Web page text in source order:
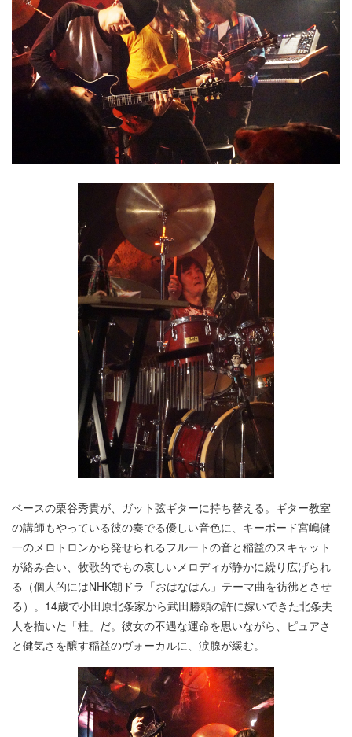
ベースの栗谷秀貴が、ガット弦ギターに持ち替える。ギター教室
の講師もやっている彼の奏でる優しい音色に、キーボード宮嶋健
一のメロトロンから発せられるフルートの音と稲益のスキャット
が絡み合い、牧歌的でもの哀しいメロディが静かに繰り広げられ
る（個人的にはNHK朝ドラ「おはなはん」テーマ曲を彷彿とさせ
る）。14歳で小田原北条家から武田勝頼の許に嫁いできた北条夫
人を描いた「桂」だ。彼女の不遇な運命を思いながら、ピュアさ
と健気さを醸す稲益のヴォーカルに、涙腺が緩む。